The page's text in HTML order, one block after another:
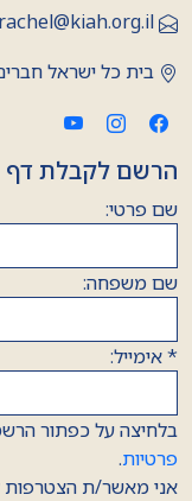
rachel@kiah.org.il
בית כל ישראל
הרשם לקבלת דף
שם פרטי:
שם משפחה:
*אימייל:
בלחיצה על כפתור
פרטיות.
אני מאשר/ת הצטרפות